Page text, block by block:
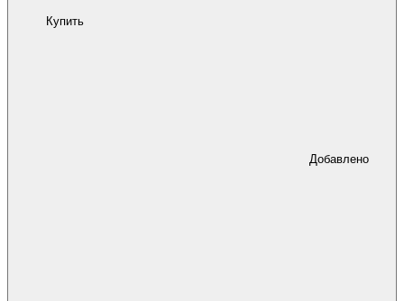
Купить
Добавлено